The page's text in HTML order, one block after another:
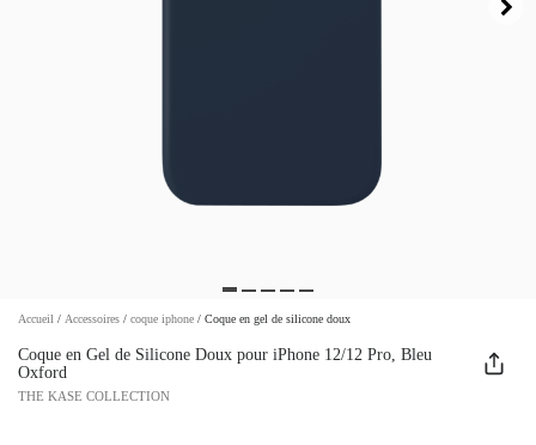
Accueil / Accessoires / coque iphone / Coque en gel de silicone doux
Coque en Gel de Silicone Doux pour iPhone 12/12 Pro, Bleu
Oxford
THE KASE COLLECTION